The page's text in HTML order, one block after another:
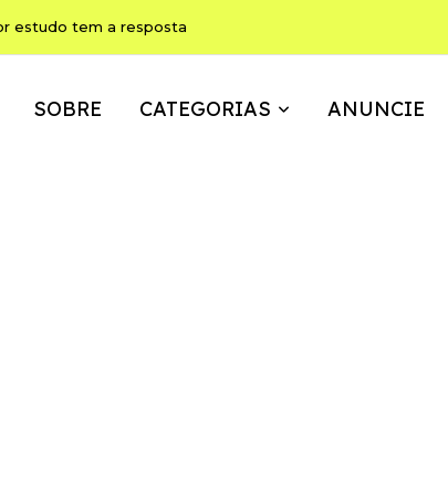
estudo tem a resposta
SOBRE CATEGORIAS ANUNCIE